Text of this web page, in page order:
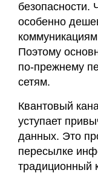
безопасности.
особенно
Поэтому
по-прежнему
сетям.
Квантовый
уступает
данных. Это
пересылке
традиционный